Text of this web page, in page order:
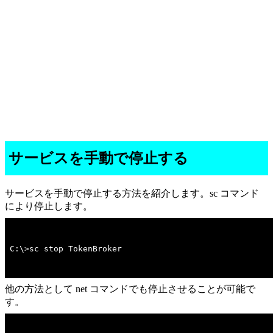
サービスを手動で停止する
サービスを手動で停止する方法を紹介します。sc コマンド
により停止します。
C:\>sc stop TokenBroker
他の方法として net コマンドでも停止させることが可能で
す。